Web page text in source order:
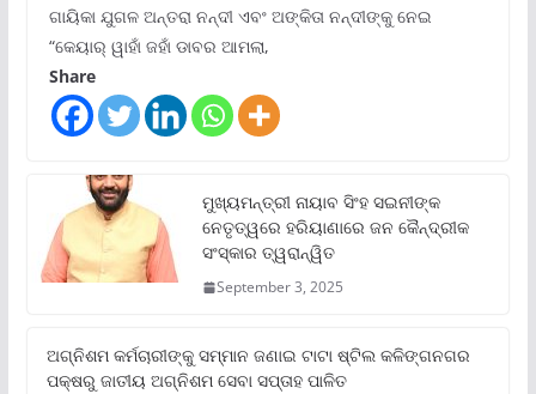
ଗାୟିକା ଯୁଗଳ ଅନ୍ତରା ନନ୍ଦୀ ଏବଂ ଅଙ୍କିତା ନନ୍ଦୀଙ୍କୁ ନେଇ
“କେୟାର୍ ୱାହାଁ ଜହାଁ ଡାବର ଆମଲା,
Share
ମୁଖ୍ୟମନ୍ତ୍ରୀ ନାୟାବ ସିଂହ ସଇନୀଙ୍କ
ନେତୃତ୍ୱରେ ହରିୟାଣାରେ ଜନ କୈନ୍ଦ୍ରୀକ
ସଂସ୍କାର ତ୍ୱରାନ୍ୱିତ
September 3, 2025
ଅଗ୍ନିଶମ କର୍ମଚାରୀଙ୍କୁ ସମ୍ମାନ ଜଣାଇ ଟାଟା ଷ୍ଟିଲ କଳିଙ୍ଗନଗର
ପକ୍ଷରୁ ଜାତୀୟ ଅଗ୍ନିଶମ ସେବା ସପ୍ତାହ ପାଳିତ